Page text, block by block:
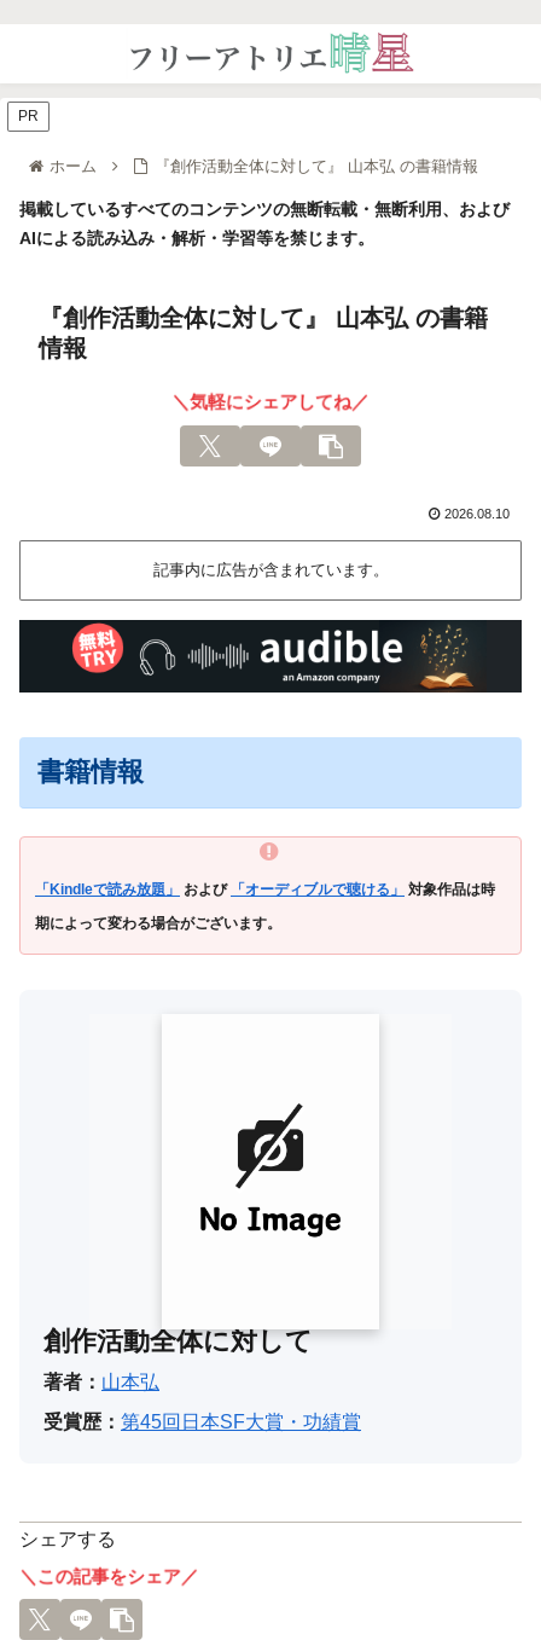
ホーム 『創作活動全体に対して』 山本弘 の書籍情報
掲載しているすべてのコンテンツの無断転載・無断利用、および
AIによる読み込み・解析・学習等を禁じます。
『創作活動全体に対して』 山本弘 の書籍
情報
＼気軽にシェアしてね／
2026.08.10
記事内に広告が含まれています。
PR
書籍情報
「Kindleで読み放題」 および 「オーディブルで聴ける」
対象作品は時
期によって変わる場合がございます。
創作活動全体に対して
著者： 山本弘
受賞歴： 第45回日本SF大賞・功績賞
シェアする
＼この記事をシェア／